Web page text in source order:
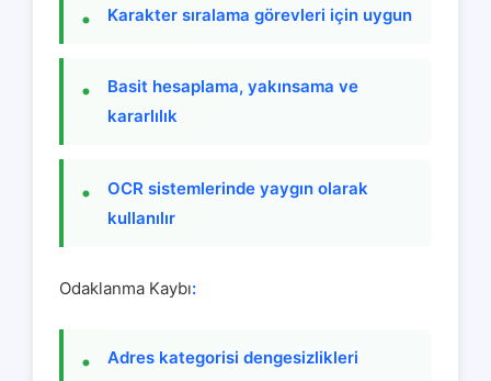
Karakter sıralama görevleri için uygun
Basit hesaplama, yakınsama ve
kararlılık
OCR sistemlerinde yaygın olarak
kullanılır
Odaklanma Kaybı:
Adres kategorisi dengesizlikleri